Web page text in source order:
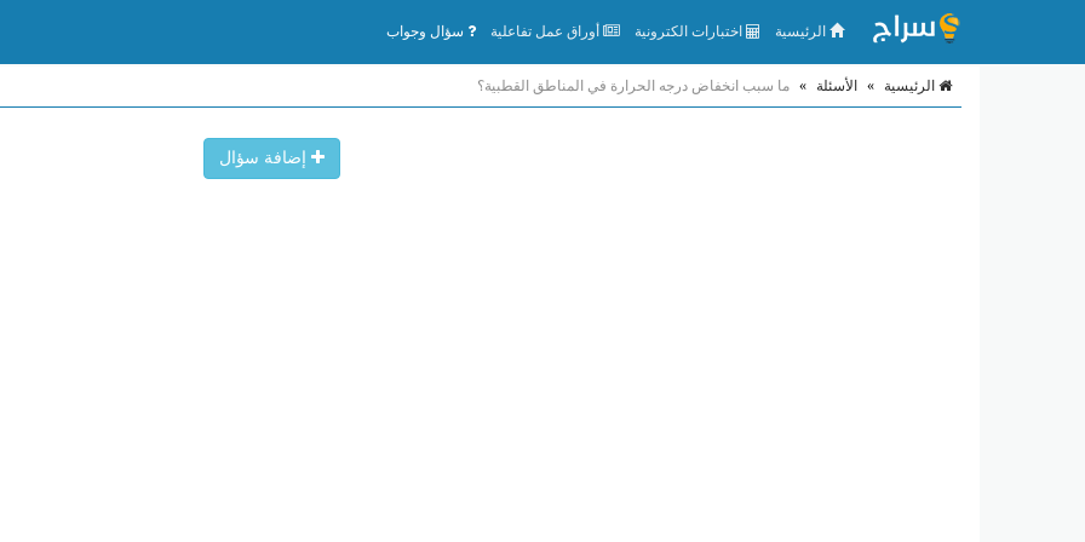
الرئيسية اختبارات الكترونية أوراق عمل تفاعلية سؤال وجواب
الرئيسية » الأسئلة » ما سبب انخفاض درجه الحرارة في المناطق القطبية؟
إضافة سؤال